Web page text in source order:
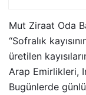
Mut Ziraat Oda
“Sofralık
üretilen
Arap Emirlikleri,
Bugünlerde